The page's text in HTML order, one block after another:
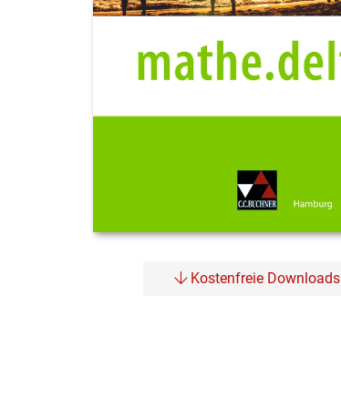
Kostenfreie Downloads